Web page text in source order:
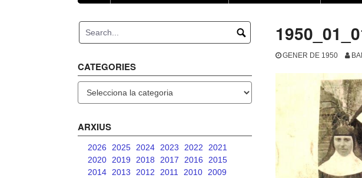
GENER DE 1950
CATEGORIES
ARXIUS
2026 2025 2024 2023 2022
2021
2020
2019 2018 2017 2016
2015
2014
2013 2012 2011 2010
2009